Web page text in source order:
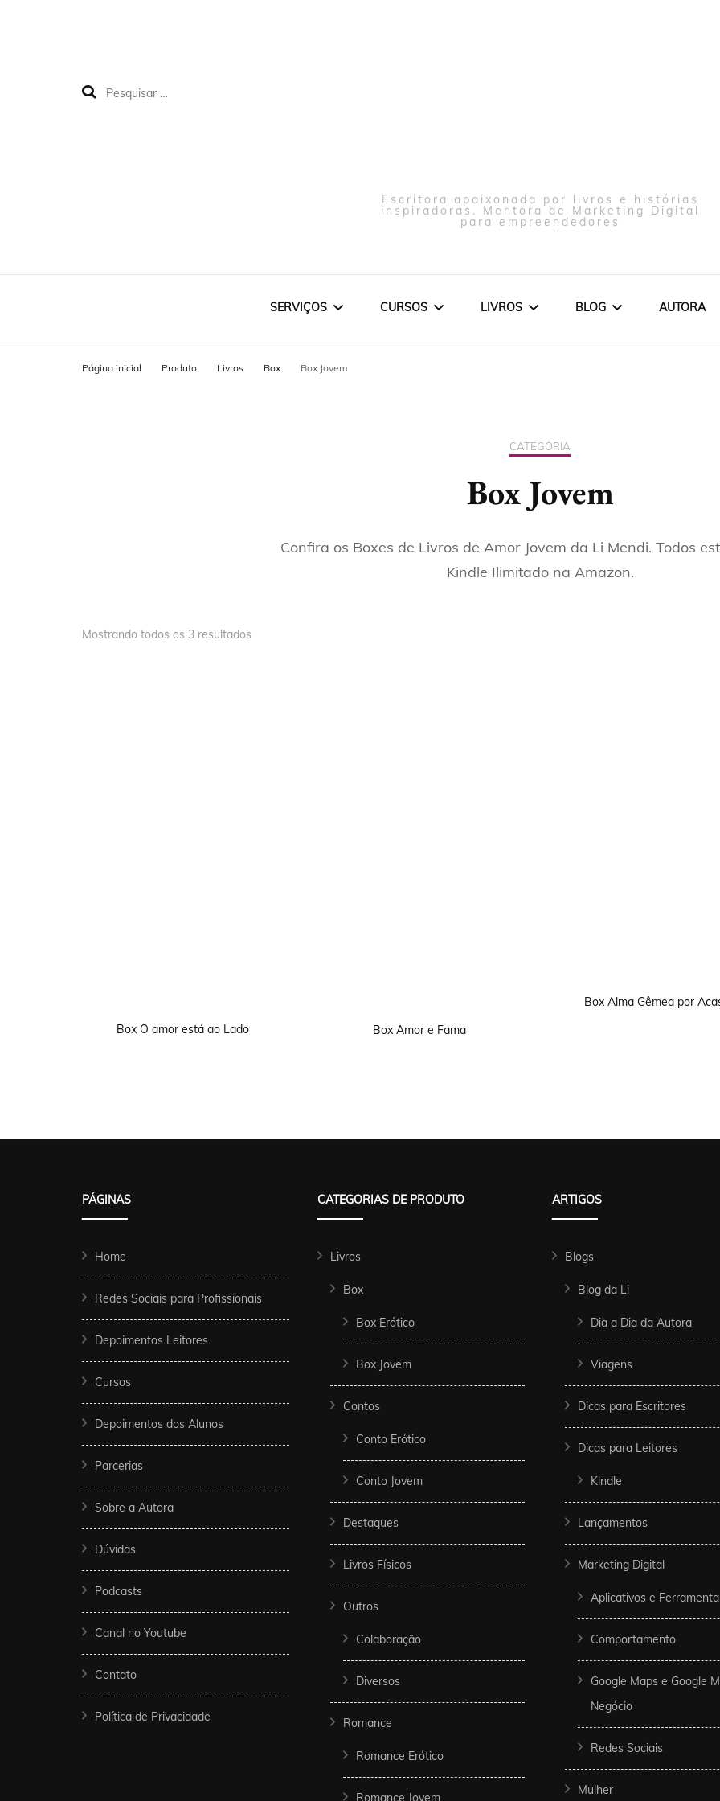
Escritora apaixonada por livros e histórias
inspiradoras. Mentora de Marketing Digital
para empreendedores
SERVIÇOS CURSOS LIVROS
CONTO ERÓTICO
BOX
BLOG AUTORA
Página inicial Produto Livros Box Box Jovem
CATEGORIA
Box Jovem
Confira os Boxes de Livros de Amor Jovem da Li Mendi. Todos
Kindle Ilimitado na Amazon.
Mostrando todos os 3 resultados
Box O amor está ao Lado Box Amor e Fama
Box Alma Gêmea por
PÁGINAS
Home
Redes Sociais para Profissionais
Depoimentos Leitores
Cursos
Depoimentos dos Alunos
Parcerias
Sobre a Autora
Dúvidas
Podcasts
Canal no Youtube
Contato
Política de Privacidade
CATEGORIAS DE PRODUTO
Livros
Box
Box Erótico
Box Jovem
Contos
Conto Erótico
Conto Jovem
Destaques
Livros Físicos
Outros
Colaboração
Diversos
Romance
Romance Erótico
Romance Jovem
ARTIGOS
Blogs
Blog da Li
Dia a Dia da Autora
Viagens
Dicas para Escritores
Dicas para Leitores
Kindle
Lançamentos
Marketing Digital
Aplicativos e
Comportamento
Google Maps e Google
Negócio
Redes Sociais
Mulher